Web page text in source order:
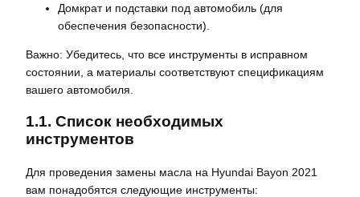
Домкрат и подставки под автомобиль (для
обеспечения безопасности).
Важно: Убедитесь, что все инструменты в исправном
состоянии, а материалы соответствуют спецификациям
вашего автомобиля.
1.1. Список необходимых
инструментов
Для проведения замены масла на Hyundai Bayon 2021
вам понадобятся следующие инструменты: